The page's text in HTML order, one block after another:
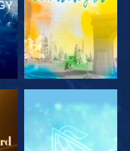
SERIE
ENTDECKEN